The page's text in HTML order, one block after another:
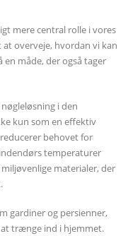
mere central rolle i vores
overveje, hvordan vi kan
en måde, der også tager
i den
kun som en effektiv
behovet for
temperaturer
materialer, der
gardiner og persienner,
trænge ind i hjemmet.